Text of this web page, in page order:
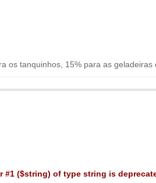
os tanquinhos, 15% para as
#1 ($string) of type string is